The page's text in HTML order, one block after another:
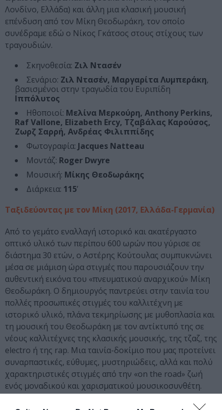
Λονδίνο, Ελλάδα) και άλλη μια κλασική μουσική
επένδυση από τον Μίκη Θεοδωράκη, τον οποίο
συνέδραμε εδώ ο Νίκος Γκάτσος στους στίχους των
τραγουδιών.
Σκηνοθεσία: Ζιλ Ντασέν
Σενάριο: Ζιλ Ντασέν, Μαργαρίτα Λυμπεράκη,
βασισμένοι στην τραγωδία του Ευριπίδη
Ιππόλυτος
Ηθοποιοί: Μελίνα Μερκούρη, Anthony Perkins,
Raf Vallone, Elizabeth Ercy, Τζαβάλας Καρούσος,
Ζωρζ Σαρρή, Ανδρέας Φιλιππίδης
Φωτογραφία: Jacques Natteau
Μοντάζ: Roger Dwyre
Μουσική: Μίκης Θεοδωράκης
Διάρκεια: 115’
Ταξιδεύοντας με τον Μίκη (2017, Ελλάδα-Γερμανία)
Από το γεμάτο εναλλαγή ιστορικό και ακατέργαστο
οπτικό υλικό των περίπου 600 ωρών που γύρισε σε
διάστημα 30 ετών, ο Αστέρης Κούτουλας συμπυκνώνει
μέσα σε μιάμιση ώρα στιγμές που παρουσιάζουν την
αυθεντική εικόνα του «πνευματικού αναρχικού» Μίκη
Θεοδωράκη. Ο δημιουργός παντρεύει στην ταινία του
πολλές προσωπικές στιγμές του καλλιτέχνη με
ιστορικό υλικό, πλάνα τεκμηρίωσης με μυθοπλασία και
τη μουσική του Θεοδωράκη με τον αντίκτυπό της σε
νέους καλλιτέχνες της κλασικής μουσικής, της τζαζ, της
electro ή της rap. Μια ταινία-δοκίμιο που μας προτείνει
συναρπαστικές, εύθυμες, μυστηριώδεις, αλλά και πολύ
χαρακτηριστικές στιγμές από την «on the road» ζωή
ενός μοναδικού και χαρισματικού μουσικοσυνθέτη.